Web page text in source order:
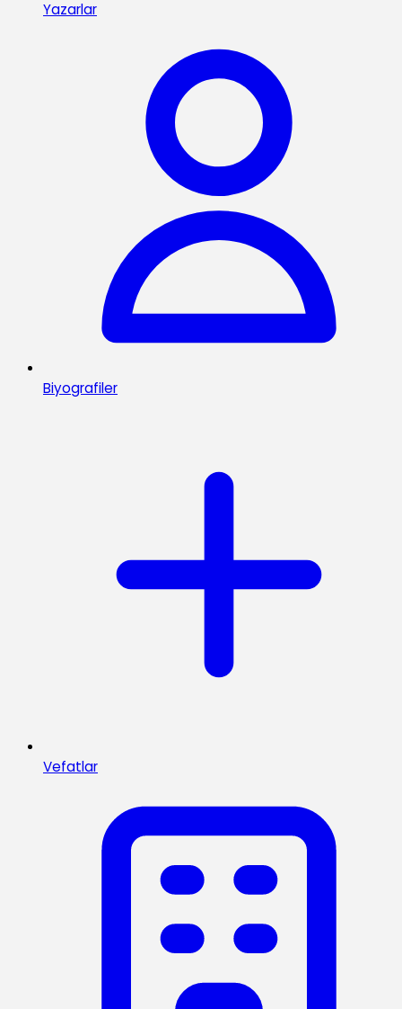
Yazarlar
Biyografiler
Vefatlar